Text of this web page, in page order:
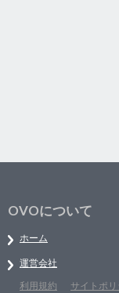
OVOについて
ホーム
運営会社
利用規約
サイトポ